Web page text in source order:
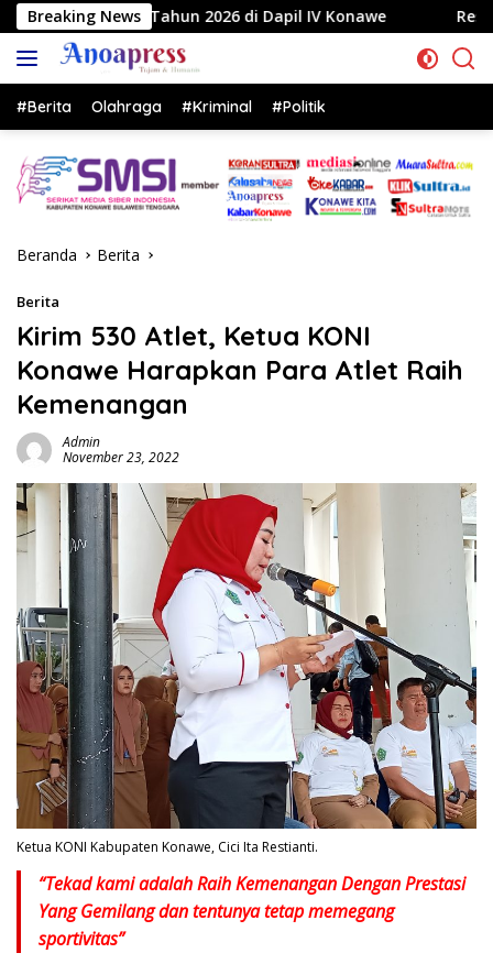
Langsung
ke
konten
Breaking News
2026 di Dapil IV Konawe Reses di Labela, Anggota
#Berita Olahraga #Kriminal #Politik
Beranda Berita
Berita
Kirim 530 Atlet, Ketua KONI
Konawe Harapkan Para Atlet Raih
Kemenangan
Admin
November 23, 2022
Ketua KONI Kabupaten Konawe, Cici Ita Restianti.
“Tekad kami adalah Raih Kemenangan Dengan Prestasi
Yang Gemilang dan tentunya tetap memegang
sportivitas”